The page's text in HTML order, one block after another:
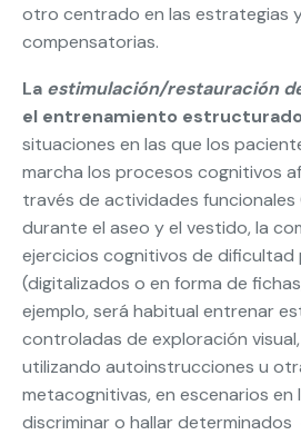
otro centrado en las estrategias
compensatorias.
La estimulación/restauración
el entrenamiento
situaciones en las que los
marcha los procesos cognitivos
través de actividades funcionales
durante el aseo y el vestido, la
ejercicios cognitivos de dificultad
(digitalizados o en forma de
ejemplo, será habitual entrenar
controladas de exploración
utilizando autoinstrucciones u
metacognitivas, en escenarios en
discriminar o hallar determinados